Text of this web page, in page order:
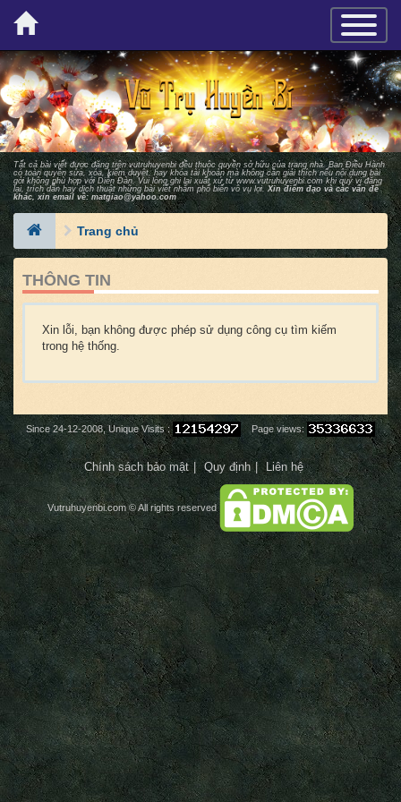
×
Tất cả bài viết được đăng trên vutruhuyenbi đều thuộc quyền sở hữu của trang nhà. Ban Ðiều Hành
có toàn quyền sửa, xóa, kiểm duyệt, hay khóa tài khoản mà không cần giải thích nếu nội dung bài
gởi không phù hợp với Diễn Ðàn. Vui lòng ghi lại xuất xứ từwww.vutruhuyenbi.comkhi quý vị đăng
lại, trích dẫn hay dịch thuật những bài viết nhằm phổ biến vô vụ lợi. Xin điểm đạo và các vấn đề
khác, xin email về: matgiao@yahoo.com
Trang chủ
THÔNG TIN
Xin lỗi, bạn không được phép sử dụng công cụ tìm kiếm
trong hệ thống.
Since 24-12-2008, Unique Visits : Page views:
Chính sách bảo mật Quy định Liên hệ
Vutruhuyenbi.com© All rights reserved